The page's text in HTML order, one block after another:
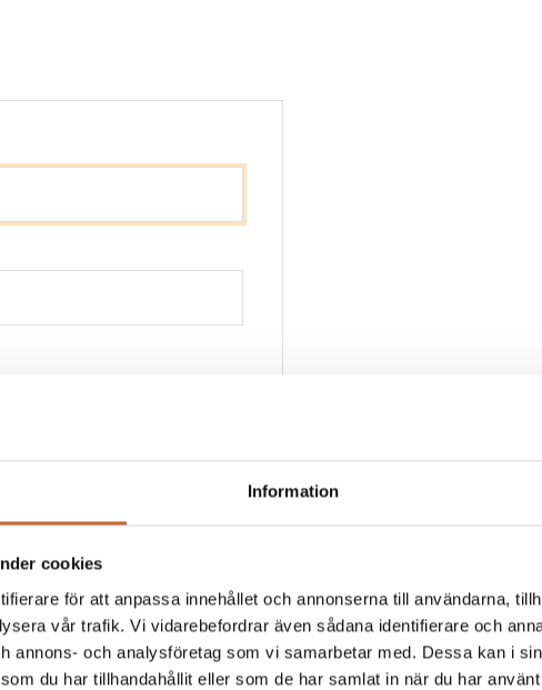
Information
cookies
för att anpassa innehållet och annonserna till användarna,
vår trafik. Vi vidarebefordrar även sådana identifierare och
annons- och analysföretag som vi samarbetar med. Dessa kan i
du har tillhandahållit eller som de har samlat in när du har